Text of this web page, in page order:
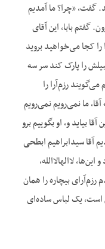
گفت، «چرا؟ ما آمدیم
گفتم بابا، این آقای
کجا می‌خواهید بروید
را پارک کند سر سه
رزم‌آرا را
ما نمی‌رویم نمی‌رویم
بیاید و، او بگوییم برو
آقا سیدابراهیم ابطحی
لااله‏‏الاالله،
بیچاره را همان
یک لباس ساده‌ای